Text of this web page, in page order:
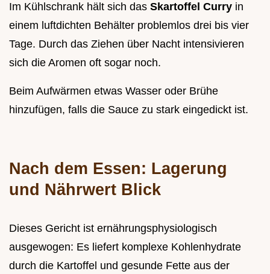
Im Kühlschrank hält sich das Skartoffel Curry in
einem luftdichten Behälter problemlos drei bis vier
Tage. Durch das Ziehen über Nacht intensivieren
sich die Aromen oft sogar noch.
Beim Aufwärmen etwas Wasser oder Brühe
hinzufügen, falls die Sauce zu stark eingedickt ist.
Nach dem Essen: Lagerung
und Nährwert Blick
Dieses Gericht ist ernährungsphysiologisch
ausgewogen: Es liefert komplexe Kohlenhydrate
durch die Kartoffel und gesunde Fette aus der